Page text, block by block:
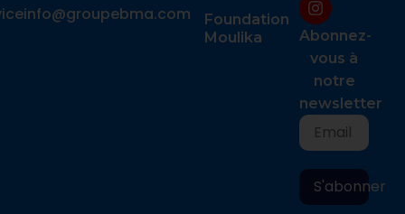
Foundation
Moulika
Abonnez-
vous à
notre
newsletter
S'abonner